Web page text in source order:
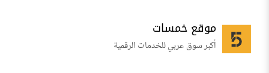
موقع خمسات
أكبر سوق عربي للخدمات الرقمية